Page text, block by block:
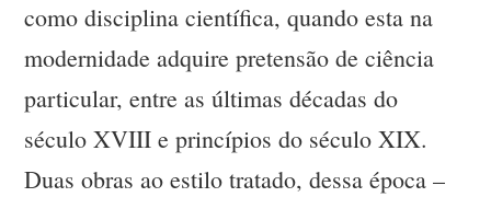
como disciplina científica, quando esta na
modernidade adquire pretensão de ciência
particular, entre as últimas décadas do
século XVIII e princípios do século XIX.
Duas obras ao estilo tratado, dessa época –